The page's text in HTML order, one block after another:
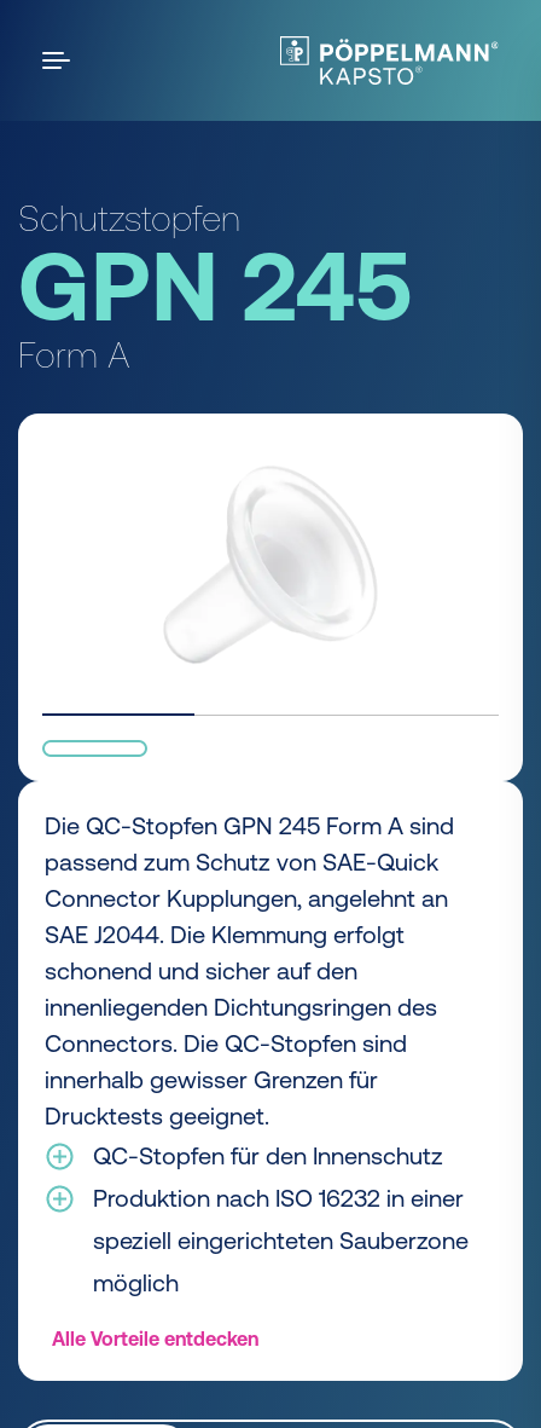
Schutzstopfen
GPN 245
Form A
Die QC-Stopfen GPN 245 Form A sind
passend zum Schutz von SAE-Quick
Connector Kupplungen, angelehnt an
SAE J2044. Die Klemmung erfolgt
schonend und sicher auf den
innenliegenden Dichtungsringen des
Connectors. Die QC-Stopfen sind
innerhalb gewisser Grenzen für
Drucktests geeignet.
QC-Stopfen für den Innenschutz
Produktion nach ISO 16232 in einer
speziell eingerichteten Sauberzone
möglich
Alle Vorteile entdecken